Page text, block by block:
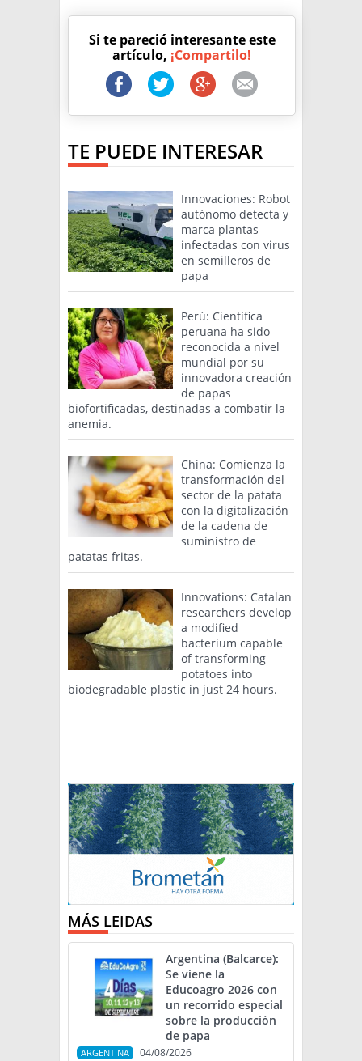
Si te pareció interesante este
artículo, ¡Compartilo!
TE PUEDE INTERESAR
Innovaciones: Robot
autónomo detecta y
marca plantas
infectadas con virus
en semilleros de
papa
Perú: Científica
peruana ha sido
reconocida a nivel
mundial por su
innovadora creación
de papas
biofortificadas, destinadas a combatir la
anemia.
China: Comienza la
transformación del
sector de la patata
con la digitalización
de la cadena de
suministro de
patatas fritas.
Innovations: Catalan
researchers develop
a modified
bacterium capable
of transforming
potatoes into
biodegradable plastic in just 24 hours.
MÁS LEIDAS
Argentina (Balcarce):
Se viene la
Educoagro 2026 con
un recorrido especial
sobre la producción
de papa
ARGENTINA 04/08/2026